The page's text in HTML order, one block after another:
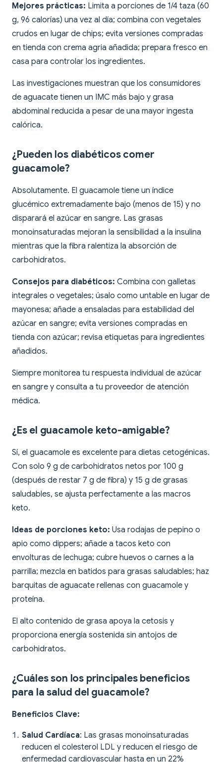
Mejores prácticas: Limita a porciones de 1/4 taza (60
g, 96 calorías) una vez al día; combina con vegetales
crudos en lugar de chips; evita versiones compradas
en tienda con crema agria añadida; prepara fresco en
casa para controlar los ingredientes.
Las investigaciones muestran que los consumidores
de aguacate tienen un IMC más bajo y grasa
abdominal reducida a pesar de una mayor ingesta
calórica.
¿Pueden los diabéticos comer
guacamole?
Absolutamente. El guacamole tiene un índice
glucémico extremadamente bajo (menos de 15) y no
disparará el azúcar en sangre. Las grasas
monoinsaturadas mejoran la sensibilidad a la insulina
mientras que la fibra ralentiza la absorción de
carbohidratos.
Consejos para diabéticos: Combina con galletas
integrales o vegetales; úsalo como untable en lugar de
mayonesa; añade a ensaladas para estabilidad del
azúcar en sangre; evita versiones compradas en
tienda con azúcar; revisa etiquetas para ingredientes
añadidos.
Siempre monitorea tu respuesta individual de azúcar
en sangre y consulta a tu proveedor de atención
médica.
¿Es el guacamole keto-amigable?
Sí, el guacamole es excelente para dietas cetogénicas.
Con solo 9 g de carbohidratos netos por 100 g
(después de restar 7 g de fibra) y 15 g de grasas
saludables, se ajusta perfectamente a las macros
keto.
Ideas de porciones keto: Usa rodajas de pepino o
apio como dippers; añade a tacos keto con
envolturas de lechuga; cubre huevos o carnes a la
parrilla; mezcla en batidos para grasas saludables; haz
barquitas de aguacate rellenas con guacamole y
proteína.
El alto contenido de grasa apoya la cetosis y
proporciona energía sostenida sin antojos de
carbohidratos.
¿Cuáles son los principales beneficios
para la salud del guacamole?
Beneficios Clave:
Salud Cardíaca: Las grasas monoinsaturadas
reducen el colesterol LDL y reducen el riesgo de
enfermedad cardiovascular hasta en un 22%